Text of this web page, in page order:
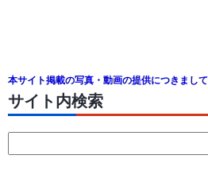
本サイト掲載の写真・動画の提供につきまして
サイト内検索